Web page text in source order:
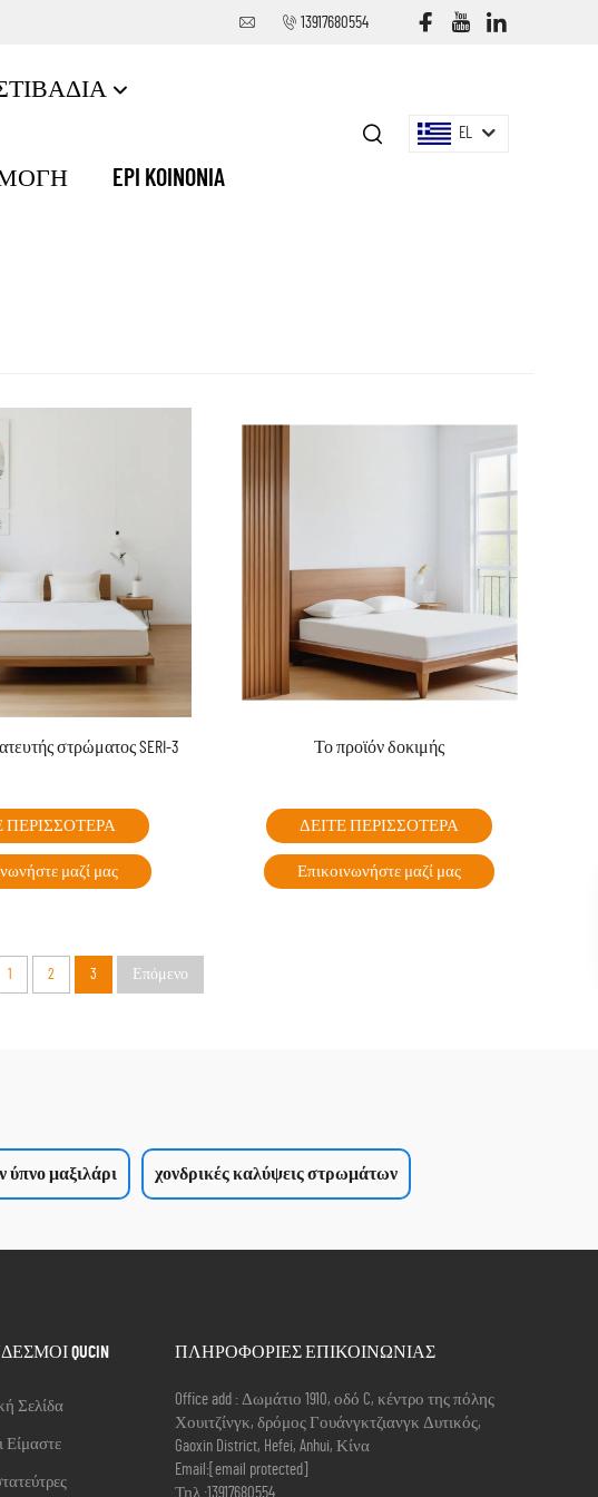
13917680554
EPI KOINONIA
EL
στρώματος SERI-3
ΠΕΡΙΣΣΟΤΕΡΑ
μαζί μας
Το προϊόν δοκιμής
ΔΕΙΤΕ ΠΕΡΙΣΣΟΤΕΡΑ
Επικοινωνήστε μαζί μας
1 2 3 Επόμενο
ύπνο μαξιλάρι χονδρικές καλύψεις στρωμάτων
QUCIN
Σελίδα
Είμαστε
ΠΛΗΡΟΦΟΡΙΕΣ ΕΠΙΚΟΙΝΩΝΙΑΣ
Office add : Δωμάτιο 1910, οδό C, κέντρο της πόλης
Χουιτζίνγκ, δρόμος Γουάνγκτζιανγκ Δυτικός,
Gaoxin District, Hefei, Anhui, Κίνα
Email: [email protected]
Τηλ.:13917680554